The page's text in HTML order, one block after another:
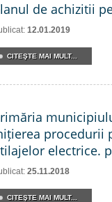
de achizitii
12.01.2019
CITEŞTE MAI MULT...
procedurii
electrice.
25.11.2018
CITEŞTE MAI MULT...